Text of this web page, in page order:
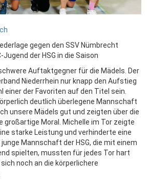
gegen den SSV Nümbrecht
der HSG in die Saison
Auftaktgegner für die Mädels. Der
Niederrhein nur knapp den Aufstieg
einer der Favoriten auf den Titel sein.
deutlich überlegene Mannschaft
unsere Mädels gut und zeigten über die
großartige Moral. Michelle im Tor zeigte
starke Leistung und verhinderte eine
junge Mannschaft der HSG, die mit einem
spielten, mussten für jedes Tor hart
noch an die körperlichere